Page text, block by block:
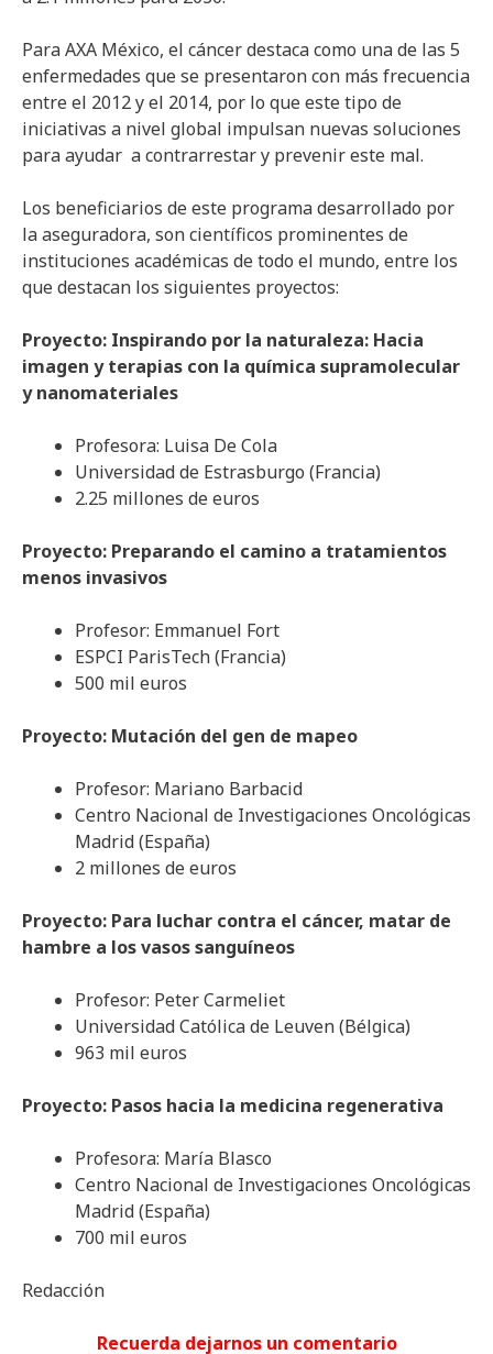
Para AXA México, el cáncer destaca como una de las 5
enfermedades que se presentaron con más frecuencia
entre el 2012 y el 2014, por lo que este tipo de
iniciativas a nivel global impulsan nuevas soluciones
para ayudar a contrarrestar y prevenir este mal.
Los beneficiarios de este programa desarrollado por
la aseguradora, son científicos prominentes de
instituciones académicas de todo el mundo, entre los
que destacan los siguientes proyectos:
Proyecto: Inspirando por la naturaleza: Hacia
imagen y terapias con la química supramolecular
y nanomateriales
Profesora: Luisa De Cola
Universidad de Estrasburgo (Francia)
2.25 millones de euros
Proyecto: Preparando el camino a tratamientos
menos invasivos
Profesor: Emmanuel Fort
ESPCI ParisTech (Francia)
500 mil euros
Proyecto: Mutación del gen de mapeo
Profesor: Mariano Barbacid
Centro Nacional de Investigaciones Oncológicas
Madrid (España)
2 millones de euros
Proyecto: Para luchar contra el cáncer, matar de
hambre a los vasos sanguíneos
Profesor: Peter Carmeliet
Universidad Católica de Leuven (Bélgica)
963 mil euros
Proyecto: Pasos hacia la medicina regenerativa
Profesora: María Blasco
Centro Nacional de Investigaciones Oncológicas
Madrid (España)
700 mil euros
Redacción
Recuerda dejarnos un comentario